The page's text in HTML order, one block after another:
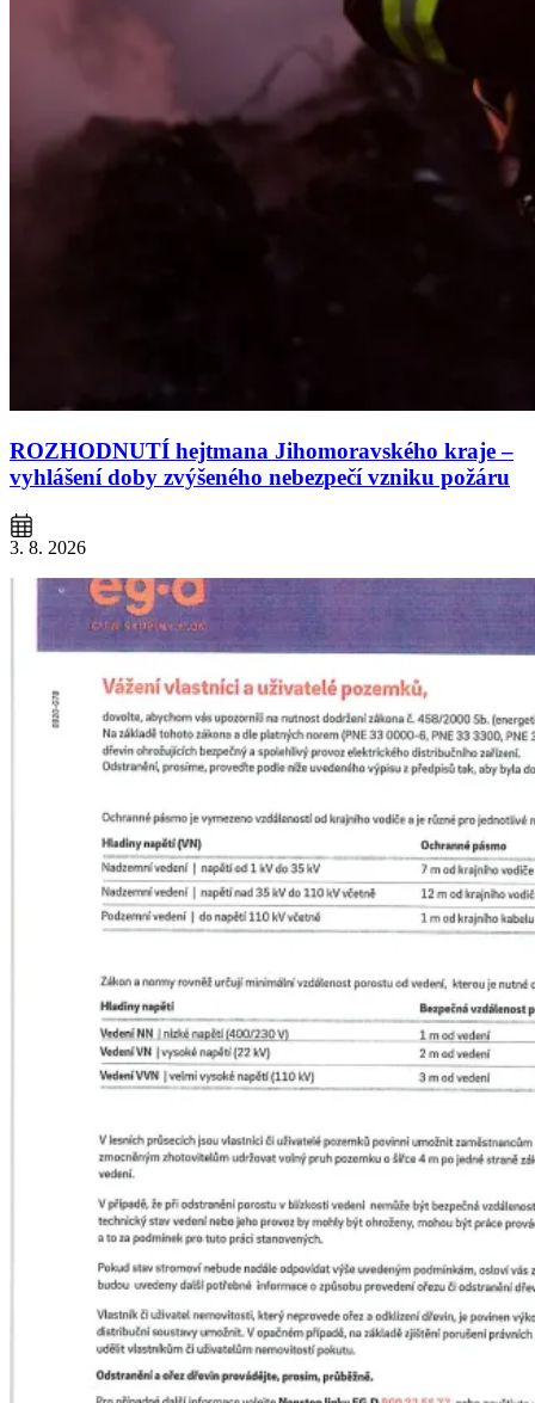
ROZHODNUTÍ hejtmana Jihomoravského kraje –
vyhlášení doby zvýšeného nebezpečí vzniku požáru
3. 8. 2026